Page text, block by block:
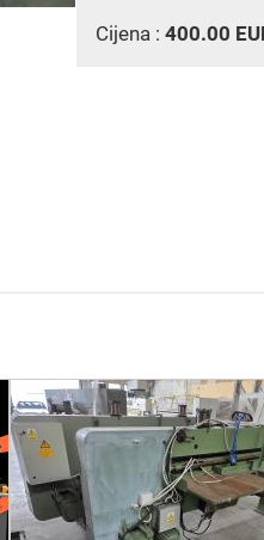
Cijena : 400.00